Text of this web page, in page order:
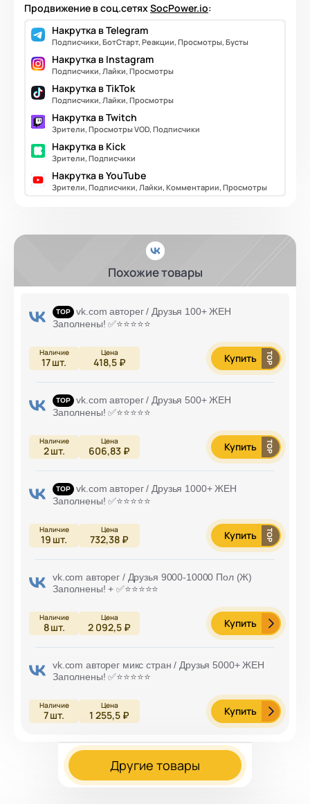
Продвижение в соц.сетяхSocPower.io:
Накрутка в Telegram
Подписчики, БотСтарт, Реакции, Просмотры, Бусты
Накрутка в Instagram
Подписчики, Лайки, Просмотры
Накрутка в TikTok
Подписчики, Лайки, Просмотры
Накрутка в Twitch
Зрители, Просмотры VOD, Подписчики
Накрутка в Kick
Зрители, Подписчики
Накрутка в YouTube
Зрители, Подписчики, Лайки, Комментарии, Просмотры
Похожие товары
vk.com авторег / Друзья 100+ ЖЕН
Заполнены! ✅⭐️⭐️⭐️⭐️⭐️
17шт. 418,5 ₽ Купить
vk.com авторег / Друзья 500+ ЖЕН
Заполнены! ✅⭐️⭐️⭐️⭐️⭐️
2шт. 606,83 ₽ Купить
vk.com авторег / Друзья 1000+ ЖЕН
Заполнены! ✅⭐️⭐️⭐️⭐️⭐️
19 шт. 732,38 ₽ Купить
vk.com авторег / Друзья 9000-10000 Пол (Ж)
Заполнены! + ✅⭐️⭐️⭐️⭐️⭐️
8шт. 2 092,5 ₽ Купить
vk.com авторег микс стран / Друзья 5000+ ЖЕН
Заполнены! ✅⭐️⭐️⭐️⭐️⭐️
7шт. 1 255,5 ₽ Купить
Другие товары